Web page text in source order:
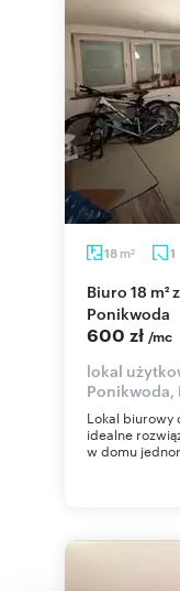
18 m2 1
Biuro 18 m² z poczekalnią i parkingiem -
Ponikwoda
600 zł /mc
lokal
Ponikwoda,
Lokal biurowy
idealne
w domu